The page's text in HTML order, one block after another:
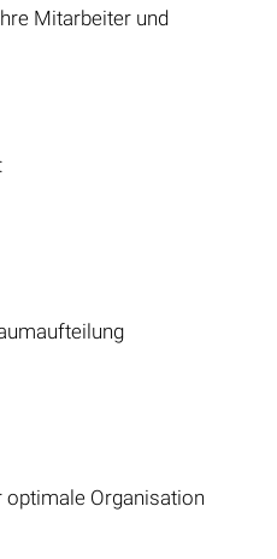
Mitarbeiter und
Organisation